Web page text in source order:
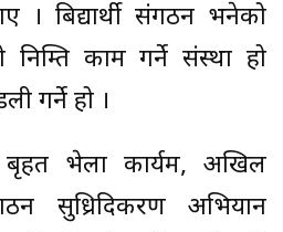
। बिद्यार्थी संगठन भनेको
निम्ति काम गर्ने संस्था हो
गर्ने हो ।
भेला कार्यक्रम, अखिल
सुध्रिदिकरण अभियान